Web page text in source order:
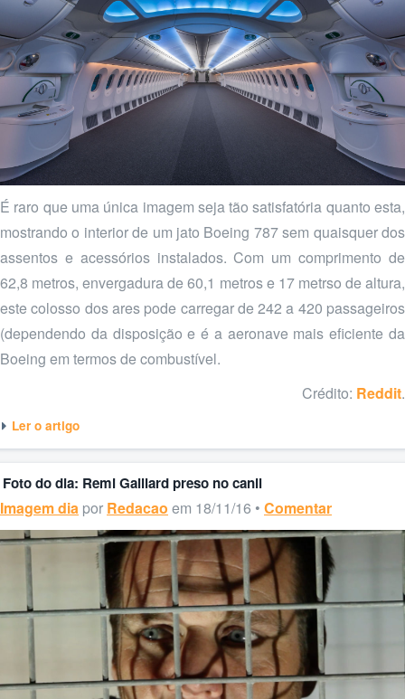
É raro que uma única imagem seja tão satisfatória quanto esta,
mostrando o interior de um jato Boeing 787 sem quaisquer dos
assentos e acessórios instalados. Com um comprimento de
62,8 metros, envergadura de 60,1 metros e 17 metrso de altura,
este colosso dos ares pode carregar de 242 a 420 passageiros
(dependendo da disposição e é a aeronave mais eficiente da
Boeing em termos de combustível.
Crédito: Reddit.
Ler o artigo
Foto do dia: Remi Gaillard preso no canil
Imagem dia por Redacao em 18/11/16 • Comentar